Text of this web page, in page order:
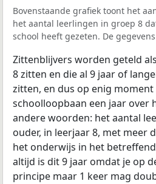
Bovenstaande grafiek toont het
het aantal leerlingen in groep 8
school heeft gezeten. De
Zittenblijvers worden geteld
8 zitten en die al 9 jaar of
zitten, en dus op enig moment
schoolloopbaan een jaar over
andere woorden: het aantal
ouder, in leerjaar 8, met meer
het onderwijs in het
altijd is dit 9 jaar omdat je op
principe maar 1 keer mag